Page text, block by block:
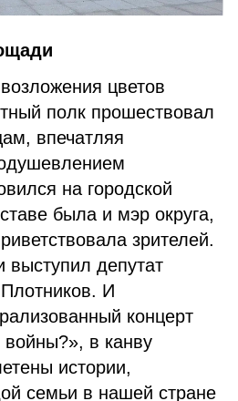
цветов
полк прошествовал
впечатляя
на городской
была и мэр округа,
зрителей.
депутат
И
концерт
войны?», в канву
истории,
семьи в нашей стране